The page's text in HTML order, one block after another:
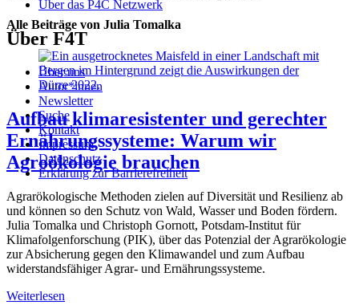
Über das P4C Netzwerk
Über F4T
Über uns
Autor*innen
Newsletter
Suche
Kontakt
Impressum
Datenschutz
Erklärung zur Barrierefreiheit
Alle Beiträge von Julia Tomalka
Aufbau klimaresistenter und gerechter
Ernährungssysteme: Warum wir
Agroökologie brauchen
Agrarökologische Methoden zielen auf Diversität und Resilienz ab
und können so den Schutz von Wald, Wasser und Boden fördern.
Julia Tomalka und Christoph Gornott, Potsdam-Institut für
Klimafolgenforschung (PIK), über das Potenzial der Agrarökologie
zur Absicherung gegen den Klimawandel und zum Aufbau
widerstandsfähiger Agrar- und Ernährungssysteme.
Weiterlesen